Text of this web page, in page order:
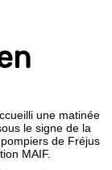
une matinée
le signe de la
de Fréjus
MAIF.